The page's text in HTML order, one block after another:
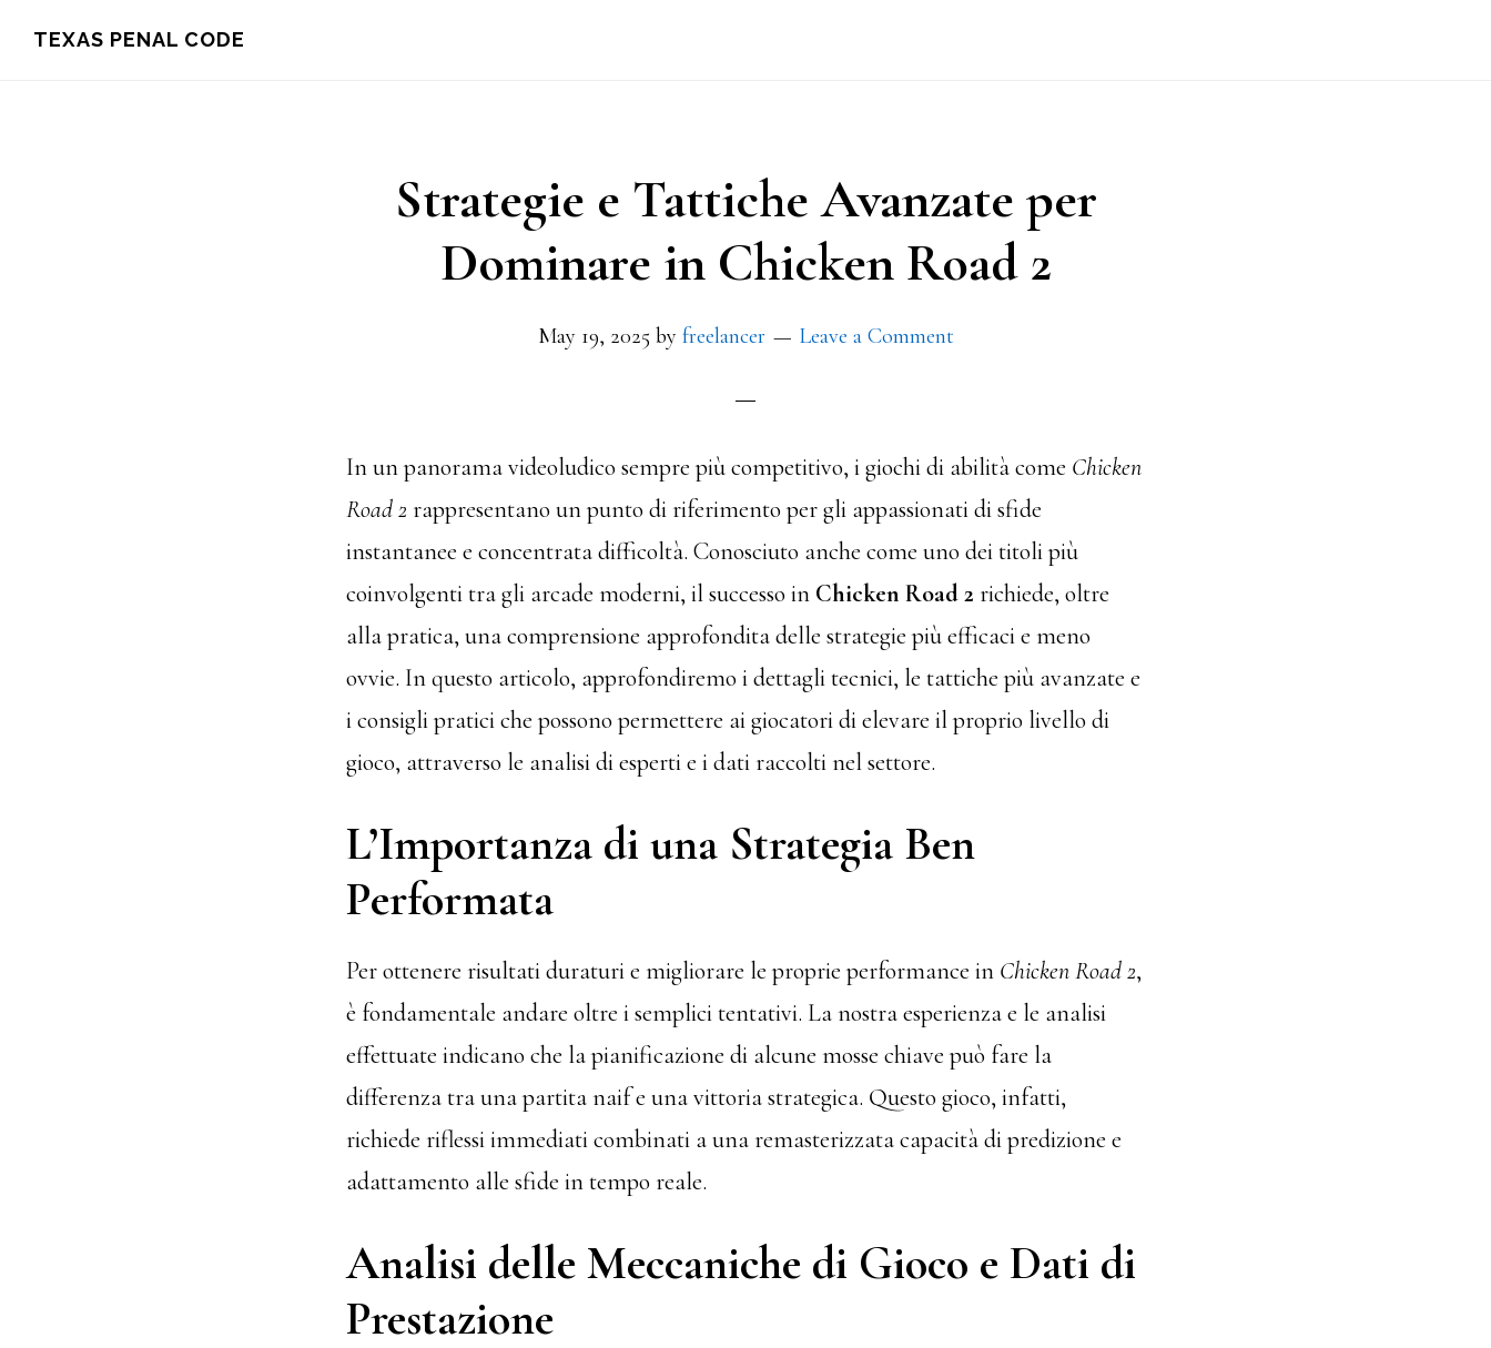
TEXAS PENAL CODE
Strategie e Tattiche Avanzate per
Dominare in Chicken Road 2
May 19, 2025 by freelancer Leave a Comment
In un panorama videoludico sempre più competitivo, i giochi di abilità come Chicken
Road 2 rappresentano un punto di riferimento per gli appassionati di sfide
instantanee e concentrata difficoltà. Conosciuto anche come uno dei titoli più
coinvolgenti tra gli arcade moderni, il successo in Chicken Road 2 richiede, oltre
alla pratica, una comprensione approfondita delle strategie più efficaci e meno
ovvie. In questo articolo, approfondiremo i dettagli tecnici, le tattiche più avanzate e
i consigli pratici che possono permettere ai giocatori di elevare il proprio livello di
gioco, attraverso le analisi di esperti e i dati raccolti nel settore.
L’Importanza di una Strategia Ben
Performata
Per ottenere risultati duraturi e migliorare le proprie performance in Chicken Road 2,
è fondamentale andare oltre i semplici tentativi. La nostra esperienza e le analisi
effettuate indicano che la pianificazione di alcune mosse chiave può fare la
differenza tra una partita naif e una vittoria strategica. Questo gioco, infatti,
richiede riflessi immediati combinati a una remasterizzata capacità di predizione e
adattamento alle sfide in tempo reale.
Analisi delle Meccaniche di Gioco e Dati di
Prestazione